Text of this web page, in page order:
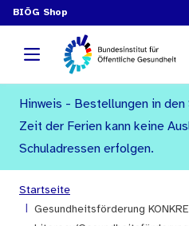
BIÖG Shop
Hinweis - Bestellungen in
Zeit der Ferien kann keine
Schuladressen erfolgen.
Startseite
Gesundheitsförderung